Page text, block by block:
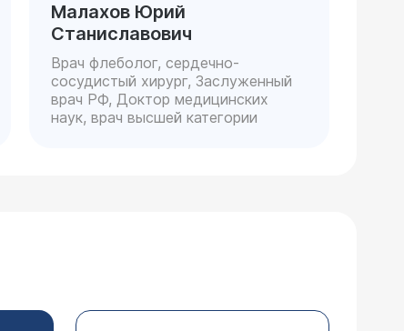
Малахов Юрий
Станиславович
Врач флеболог, сердечно-
сосудистый хирург, Заслуженный
врач РФ, Доктор медицинских
наук, врач высшей категории